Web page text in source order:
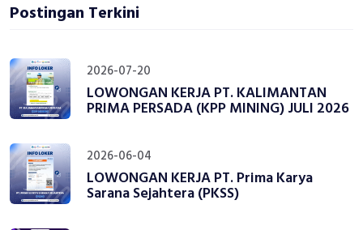
Postingan Terkini
2026-07-20
LOWONGAN KERJA PT. KALIMANTAN
PRIMA PERSADA (KPP MINING) JULI 2026
2026-06-04
LOWONGAN KERJA PT. Prima Karya
Sarana Sejahtera (PKSS)